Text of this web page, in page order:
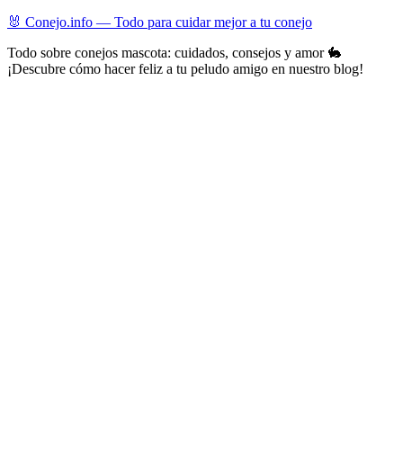
Skip
content
🐰 Conejo.info — Todo para cuidar mejor a tu conejo
Todo sobre conejos mascota: cuidados, consejos y amor 🐇
¡Descubre cómo hacer feliz a tu peludo amigo en nuestro blog!